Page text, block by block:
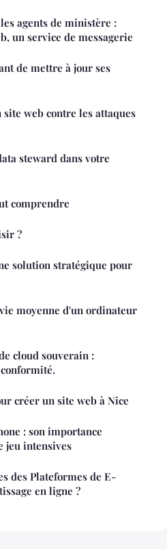
agents de ministère :
un service de messagerie
de mettre à jour ses
web contre les attaques
steward dans votre
comprendre
?
solution stratégique pour
moyenne d'un ordinateur
cloud souverain :
créer un site web à Nice
: son importance
jeu intensives
des Plateformes de E-
en ligne ?